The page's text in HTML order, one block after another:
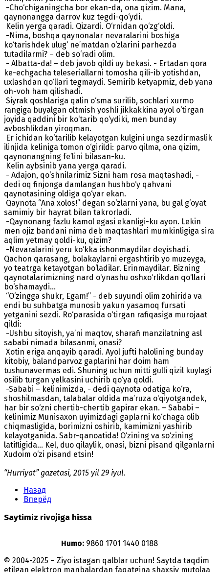
-Cho‘chiganingcha bor ekan-da, ona qizim. Mana,
qaynonangga darrov kuz tegdi-qo‘ydi.
Kelin yerga qaradi. Qizardi. O‘rnidan qo‘zg‘oldi.
-Nima, boshqa qaynonalar nevaralarini boshiga
ko‘tarishdek ulug‘ ne’matdan o‘zlarini parhezda
tutadilarmi? – deb so‘radi olim.
- Albatta-da! – deb javob qildi uy bekasi. - Ertadan qora
ke-echgacha teleseriallarni tomosha qili-ib yotishdan,
uxlashdan qo‘llari tegmaydi. Semirib ketyapmiz, deb yana
oh-voh ham qilishadi.
Siyrak qoshlariga qalin o‘sma surilib, sochlari xurmo
rangiga buyalgan oltmish yoshli jikkakkina ayol o‘tirgan
joyida qaddini bir ko‘tarib qo‘ydiki, men bunday
avboshlikdan yiroqman.
Er ichidan ko‘tarilib kelayotgan kulgini unga sezdirmaslik
ilinjida keliniga tomon o‘girildi: parvo qilma, ona qizim,
qaynonangning fe’lini bilasan-ku.
Kelin aybsinib yana yerga qaradi.
- Adajon, qo‘shnilarimiz Sizni ham rosa maqtashadi, -
dedi oq finjonga damlangan hushbo‘y qahvani
qaynotasining oldiga qo‘yar ekan.
Qaynota “Ana xolos!” degan so‘zlarni yana, bu gal g‘oyat
samimiy bir hayrat bilan takrorladi.
-Qaynonang fazlu kamol egasi ekanligi-ku ayon. Lekin
men ojiz bandani nima deb maqtashlari mumkinligiga sira
aqlim yetmay qoldi-ku, qizim?
-Nevaralarini yeru ko‘kka ishonmaydilar deyishadi.
Qachon qarasang, bolakaylarni ergashtirib yo muzeyga,
yo teatrga ketayotgan bo‘ladilar. Erinmaydilar. Bizning
qaynotalarimizning nard o‘ynashu oshxo‘rlikdan qo‘llari
bo‘shamaydi...
“O‘zingga shukr, Egam!” - deb suyundi olim zohirida va
endi bu suhbatga munosib yakun yasamoq fursati
yetganini sezdi. Ro‘parasida o‘tirgan rafiqasiga murojaat
qildi:
-Ushbu sitoyish, ya’ni maqtov, sharafi manzilatning asl
sababi nimada bilasanmi, onasi?
Xotin eriga anqayib qaradi. Ayol jufti halolining bunday
kitobiy, balandparvoz gaplarini har doim ham
tushunavermas edi. Shuning uchun mitti gulli qizil kuylagi
osilib turgan yelkasini uchirib qo‘ya qoldi.
-Sababi – kelinimizda, - dedi qaynota odatiga ko‘ra,
shoshilmasdan, talabalar oldida ma’ruza o‘qiyotgandek,
har bir so‘zni chertib-chertib gapirar ekan. – Sababi –
kelinimiz Munisaxon uyimizdagi gaplarni ko‘chaga olib
chiqmasligida, borimizni oshirib, kamimizni yashirib
kelayotganida. Sabr-qanoatida! O‘zining va so‘zining
latifligida... Kel, duo qilaylik, onasi, bizni pisand qilganlarni
Xudoim o‘zi pisand etsin!
“Hurriyat” gazetasi, 2015 yil 29 iyul.
Назад
Вперёд
Saytimiz rivojiga hissa
Humo: 9860 1701 1440 0188
© 2004-2025 – Ziyo istagan qalblar uchun! Saytda taqdim
etilgan elektron manbalardan faqatgina shaxsiy mutolaa